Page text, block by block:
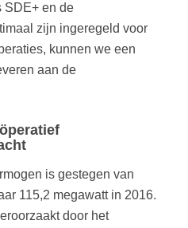
SDE+ en de
zijn ingeregeld voor
kunnen we een
aan de
is gestegen van
115,2 megawatt in 2016.
door het